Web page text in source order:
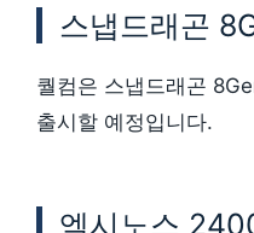
스냅드래곤
퀄컴은 스냅드래곤
출시할 예정입니다.
엑시노스